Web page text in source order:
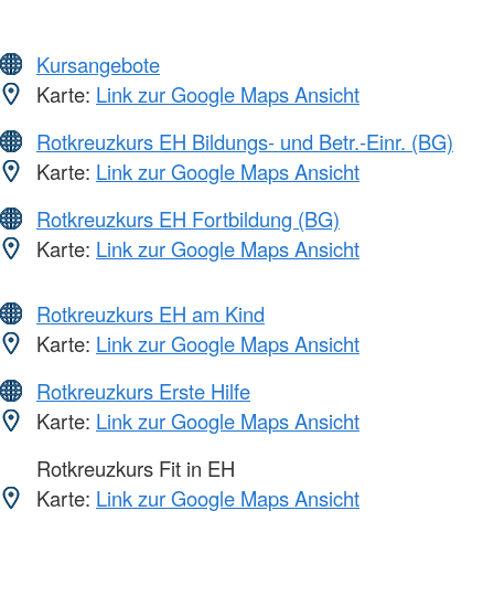
Kursangebote
Karte: Link zur Google Maps Ansicht
Rotkreuzkurs EH Bildungs- und Betr.-Einr. (BG)
Karte: Link zur Google Maps Ansicht
Rotkreuzkurs EH Fortbildung (BG)
Karte: Link zur Google Maps Ansicht
Rotkreuzkurs EH am Kind
Karte: Link zur Google Maps Ansicht
Rotkreuzkurs Erste Hilfe
Karte: Link zur Google Maps Ansicht
Rotkreuzkurs Fit in EH
Karte: Link zur Google Maps Ansicht